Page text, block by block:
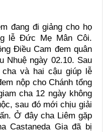
đang đi giảng cho họ
lễ Đức Mẹ Mân Côi.
Điều Cam đem quân
Nhuệ ngày 02.10. Sau
và hai cậu giúp lễ
nộp cho Chánh tổng
cha 12 ngày không
sau đó mới chịu giải
Ở đây cha Liêm gặp
Castaneda Gia đã bị